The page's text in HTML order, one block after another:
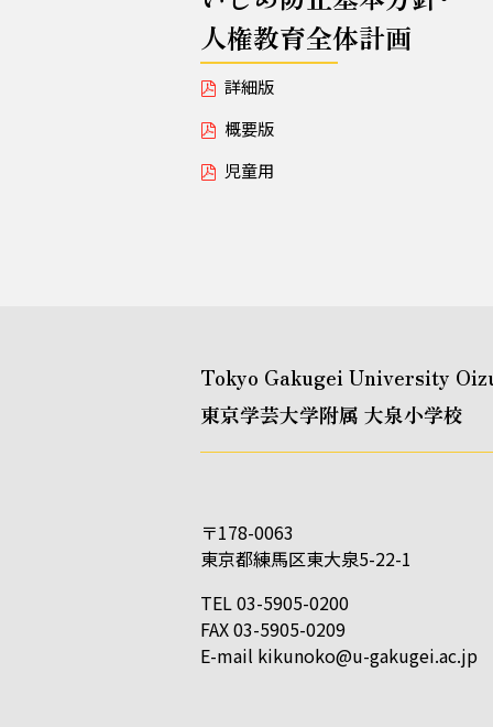
人権教育全体計画
詳細版
概要版
児童用
Tokyo Gakugei University
東京学芸大学附属 大泉小学校
〒178-0063
東京都練馬区東大泉5-22-1
TEL 03-5905-0200
FAX 03-5905-0209
E-mail kikunoko@u-gakugei.ac.jp